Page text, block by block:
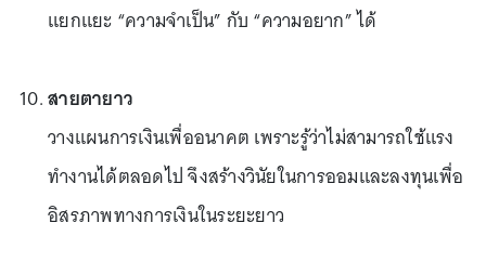
แยกแยะ “ความจำเป็น” กับ “ความอยาก” ได้
สายตายาว
วางแผนการเงินเพื่ออนาคต เพราะรู้ว่าไม่สามารถใช้แรง
ทำงานได้ตลอดไป จึงสร้างวินัยในการออมและลงทุนเพื่อ
อิสรภาพทางการเงินในระยะยาว